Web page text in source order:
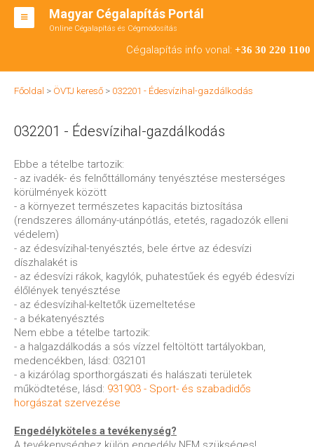
Magyar Cégalapítás Portál
Online Cégalapítás és Cégmódosítás
Cégalapítás info vonal: +36 30 220 1100
BT ALAPÍTÁS
CÉGMÓDOSÍTÁS
ÁTALAKULÁS
TEÁOR SZÁMOK '08
ENGEDÉLYKÖTELES
KAPCSOLAT
IRODÁK
Főoldal > ÖVTJ kereső > 032201 - Édesvízihal-gazdálkodás
032201 - Édesvízihal-gazdálkodás
Ebbe a tételbe tartozik:
- az ivadék- és felnőttállomány tenyésztése mesterséges
körülmények között
- a környezet természetes kapacitás biztosítása
(rendszeres állomány-utánpótlás, etetés, ragadozók elleni
védelem)
- az édesvízihal-tenyésztés, bele értve az édesvízi
díszhalakét is
- az édesvízi rákok, kagylók, puhatestűek és egyéb édesvízi
élőlények tenyésztése
- az édesvízihal-keltetők üzemeltetése
- a békatenyésztés
Nem ebbe a tételbe tartozik:
- a halgazdálkodás a sós vízzel feltöltött tartályokban,
medencékben, lásd: 032101
- a kizárólag sporthorgászati és halászati területek
működtetése, lásd: 931903 - Sport- és szabadidős
horgászat szervezése
Engedélyköteles a tevékenység?